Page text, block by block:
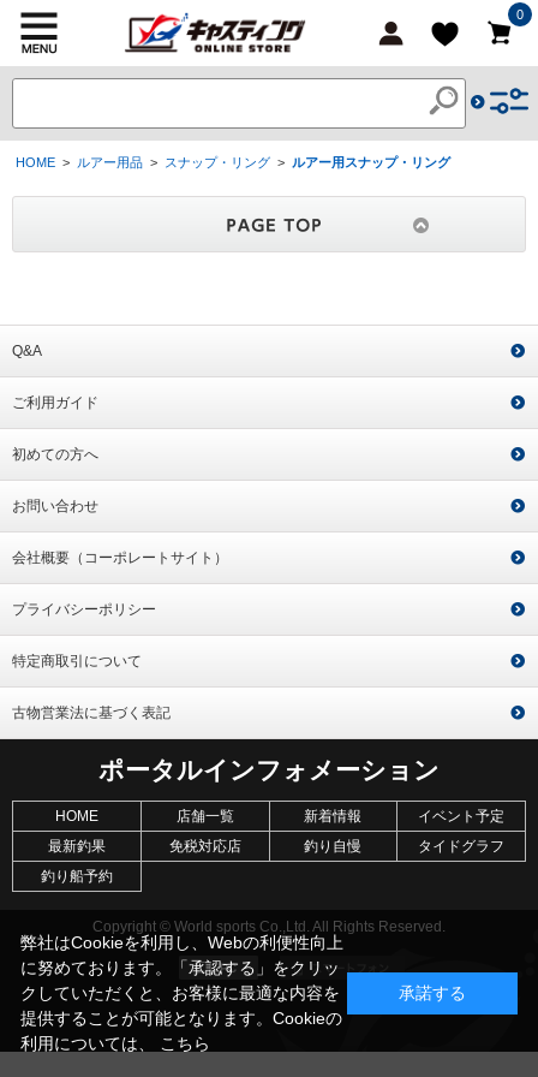
0
HOME > ルアー用品 > スナップ・リング > ルアー用スナップ・リング
Q&A
ご利用ガイド
初めての方へ
お問い合わせ
会社概要（コーポレートサイト）
プライバシーポリシー
特定商取引について
古物営業法に基づく表記
ポータルインフォメーション
HOME 店舗一覧 新着情報
イベント予定
最新釣果
免税対応店 釣り自慢
タイドグラフ
釣り船予約
Copyright © World sports Co.,Ltd. All Rights Reserved.
弊社はCookieを利用し、Webの利便性向上
に努めております。「承認する」をクリッ
クしていただくと、お客様に最適な内容を
提供することが可能となります。Cookieの
利用については、 こちら
承諾する